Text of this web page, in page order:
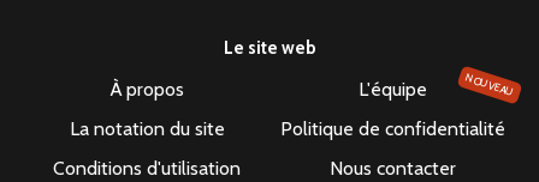
Le site web
À propos L'équipe NOUVEAU
La notation du site
Politique de confidentialité
Conditions d'utilisation
Nous contacter